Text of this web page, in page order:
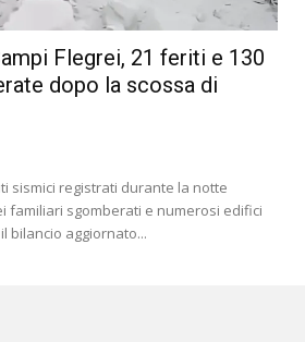
Flegrei, 21 feriti e 130
dopo la scossa di
sismici registrati durante la notte
familiari sgomberati e numerosi edifici
bilancio aggiornato...